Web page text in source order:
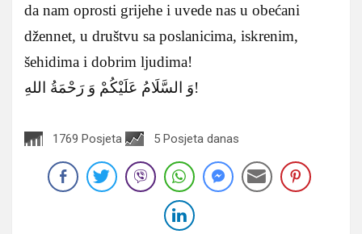
da nam oprosti grijehe i uvede nas u obećani
džennet, u društvu sa poslanicima, iskrenim,
šehidima i dobrim ljudima!
وَ السَّلَامُ عَلَيْكُمْ وَ رَحْمَةُ اللهِ!
1769 Posjeta 5 Posjeta danas